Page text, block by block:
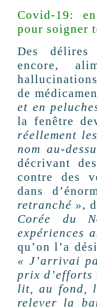
Covid-19:
pour soigner
Des délires
encore,
de
et en
la fenêtre
réellement
nom au-
décrivant
contre des
dans
retranché »,
Corée du
expériences
qu’on l’a
« J’arrivai
prix d’efforts
lit, au fond,
relever la